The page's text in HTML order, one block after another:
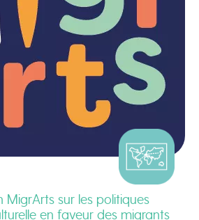
MigrArts sur les politiques
en faveur des migrants